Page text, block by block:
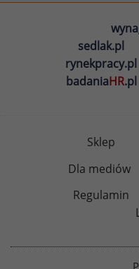
sedlak.pl
rynekpracy.pl
badaniaHR.pl
Sklep
Dla mediów
Regulamin